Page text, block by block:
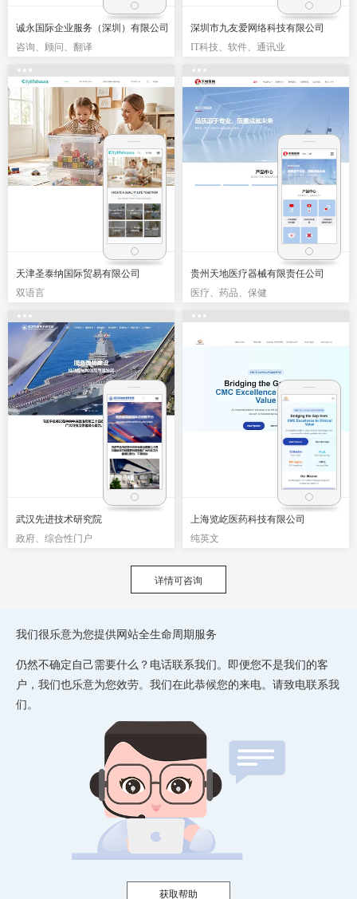
诚永国际企业服务（深圳）有限公司
咨询、顾问、翻译
深圳市九友爱网络科技有限公司
IT科技、软件、通讯业
天津圣泰纳国际贸易有限公司
双语言
贵州天地医疗器械有限责任公司
医疗、药品、保健
武汉先进技术研究院
政府、综合性门户
上海览屹医药科技有限公司
纯英文
详情可咨询
我们很乐意为您提供网站全生命周期服务
仍然不确定自己需要什么？电话联系我们。即便您不是我们的客
户，我们也乐意为您效劳。我们在此恭候您的来电。请致电联系我
们。
获取帮助